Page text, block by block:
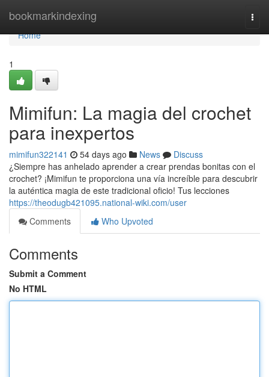
bookmarkindexing
Home
Home
1
Mimifun: La magia del crochet
para inexpertos
mimifun322141 54 days ago News
Discuss
¿Siempre has anhelado aprender a crear prendas bonitas con el
crochet? ¡Mimifun te proporciona una vía increíble para descubrir
la auténtica magia de este tradicional oficio! Tus lecciones
https://theodugb421095.national-wiki.com/user
Comments
Who Upvoted
Comments
Submit a Comment
No HTML